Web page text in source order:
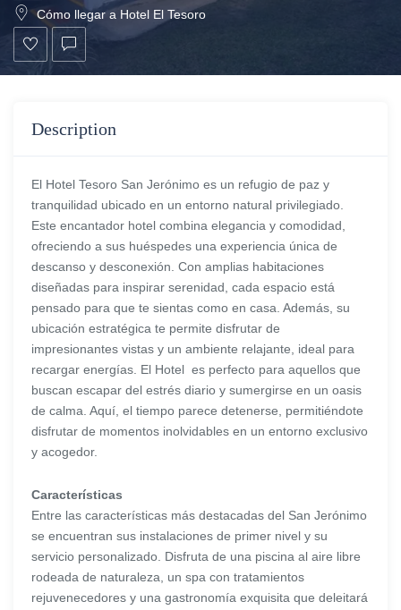
Cómo llegar a Hotel El Tesoro
Description
El Hotel Tesoro San Jerónimo es un refugio de paz y
tranquilidad ubicado en un entorno natural privilegiado.
Este encantador hotel combina elegancia y comodidad,
ofreciendo a sus huéspedes una experiencia única de
descanso y desconexión. Con amplias habitaciones
diseñadas para inspirar serenidad, cada espacio está
pensado para que te sientas como en casa. Además, su
ubicación estratégica te permite disfrutar de
impresionantes vistas y un ambiente relajante, ideal para
recargar energías. El Hotel es perfecto para aquellos que
buscan escapar del estrés diario y sumergirse en un oasis
de calma. Aquí, el tiempo parece detenerse, permitiéndote
disfrutar de momentos inolvidables en un entorno exclusivo
y acogedor.
Características
Entre las características más destacadas del San Jerónimo
se encuentran sus instalaciones de primer nivel y su
servicio personalizado. Disfruta de una piscina al aire libre
rodeada de naturaleza, un spa con tratamientos
rejuvenecedores y una gastronomía exquisita que deleitará